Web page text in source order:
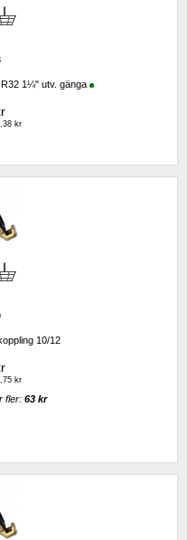
1¼" utv. gänga
kr
10/12
kr
fler: 63 kr